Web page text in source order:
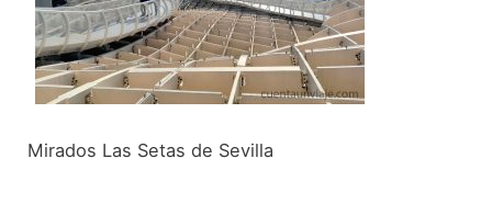
Mirados Las Setas de Sevilla